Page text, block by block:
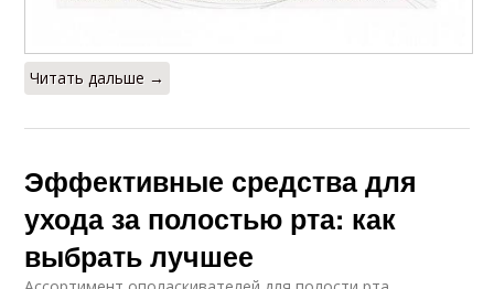
Читать дальше →
Эффективные средства для
ухода за полостью рта: как
выбрать лучшее